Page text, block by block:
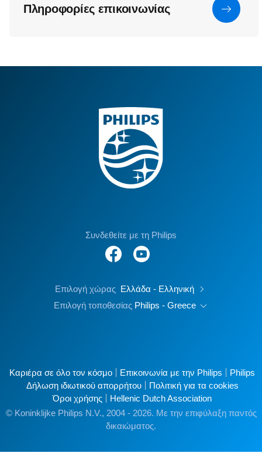
Πληροφορίες επικοινωνίας
Συνδεθείτε με τη Philips
Επιλογή χώρας Ελλάδα - Ελληνική
Επιλογή τοποθεσίας Philips - Greece
Καριέρα σε όλο τον κόσμο Επικοινωνία με την Philips
Philips
Δήλωση ιδιωτικού απορρήτου
Πολιτική για τα cookies
Όροι χρήσης
Hellenic Dutch Association
© Koninklijke Philips N.V., 2004 - 2026. Με την επιφύλαξη παντός
δικαιώματος.